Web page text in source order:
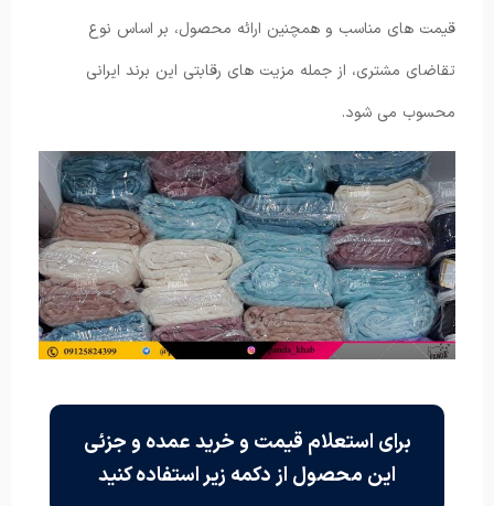
قیمت های مناسب و همچنین ارائه محصول، بر اساس نوع
تقاضای مشتری، از جمله مزیت های رقابتی این برند ایرانی
محسوب می شود.
برای استعلام قیمت و خرید عمده و جزئی
این محصول از دکمه زیر استفاده کنید